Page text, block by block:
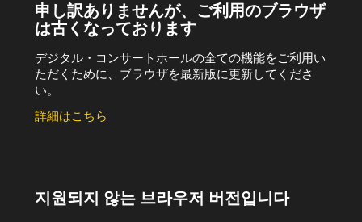
申し訳ありませんが、ご利用のブラウザ
は古くなっております
デジタル・コンサートホールの全ての機能をご利用い
ただくために、ブラウザを最新版に更新してくださ
い。
詳細はこちら
지원되지 않는 브라우저 버전입니다